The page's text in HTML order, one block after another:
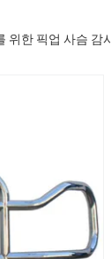
위한 픽업 사슴 감